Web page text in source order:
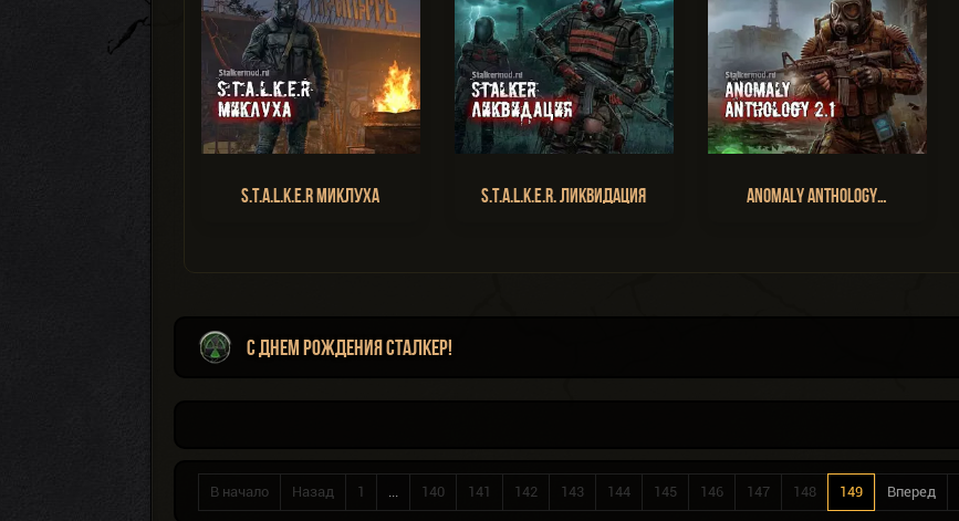
S.T.A.L.K.E.R Миклуха S.T.A.L.K.E.R. Ликвидация Anomaly Anthology…
С Днем Рождения Сталкер!
В начало Назад 1 ... 140 141 142 143 144 145 146 147 148 149 Вперед